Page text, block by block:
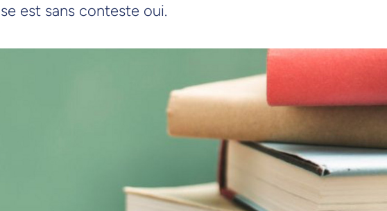
est sans conteste oui.